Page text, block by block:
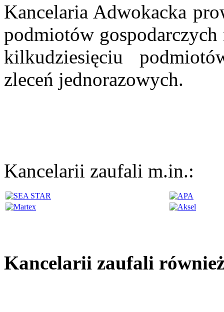
Kancelaria Adwokacka
podmiotów gospodarczych
kilkudziesięciu
zleceń jednorazowych.
Kancelarii zaufali m.in.:
Kancelarii zaufali